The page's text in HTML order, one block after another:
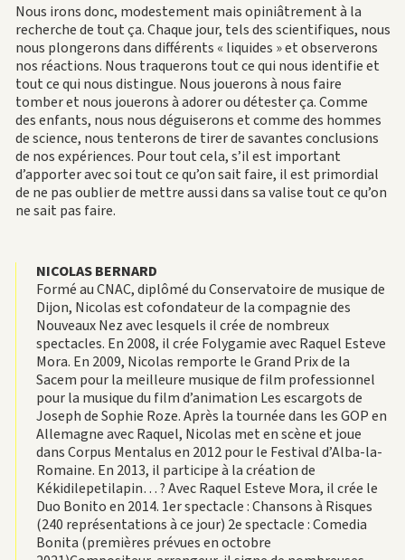
Nous irons donc, modestement mais opiniâtrement à la
recherche de tout ça. Chaque jour, tels des scientifiques, nous
nous plongerons dans différents « liquides » et observerons
nos réactions. Nous traquerons tout ce qui nous identifie et
tout ce qui nous distingue. Nous jouerons à nous faire
tomber et nous jouerons à adorer ou détester ça. Comme
des enfants, nous nous déguiserons et comme des hommes
de science, nous tenterons de tirer de savantes conclusions
de nos expériences. Pour tout cela, s’il est important
d’apporter avec soi tout ce qu’on sait faire, il est primordial
de ne pas oublier de mettre aussi dans sa valise tout ce qu’on
ne sait pas faire.
NICOLAS BERNARD
Formé au CNAC, diplômé du Conservatoire de musique de
Dijon, Nicolas est cofondateur de la compagnie des
Nouveaux Nez avec lesquels il crée de nombreux
spectacles. En 2008, il crée Folygamie avec Raquel Esteve
Mora. En 2009, Nicolas remporte le Grand Prix de la
Sacem pour la meilleure musique de film professionnel
pour la musique du film d’animation Les escargots de
Joseph de Sophie Roze. Après la tournée dans les GOP en
Allemagne avec Raquel, Nicolas met en scène et joue
dans Corpus Mentalus en 2012 pour le Festival d’Alba-la-
Romaine. En 2013, il participe à la création de
Kékidilepetilapin… ? Avec Raquel Esteve Mora, il crée le
Duo Bonito en 2014. 1er spectacle : Chansons à Risques
(240 représentations à ce jour) 2e spectacle : Comedia
Bonita (premières prévues en octobre